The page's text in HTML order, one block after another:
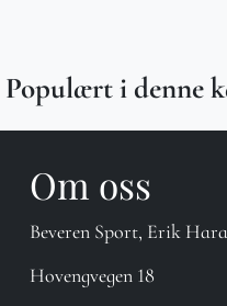
Populært i denne
Om oss
Beveren Sport, Erik
Hovengvegen 18